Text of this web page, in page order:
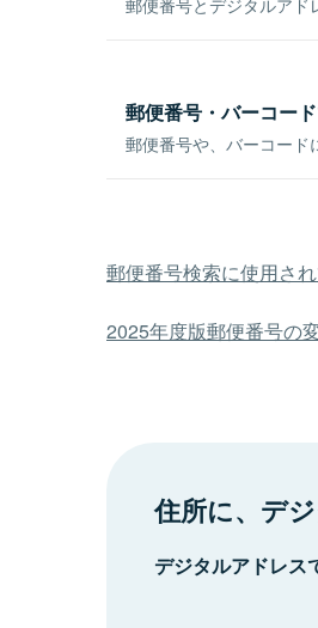
郵便番号とデジタルアド
郵便番号・バーコー
郵便番号や、バーコード
郵便番号検索に使用さ
2025年度版郵便番号の
住所に、デ
デジタルアドレス